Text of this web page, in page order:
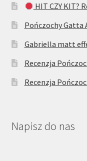
HIT CZY KIT?
Pończochy Gatta
Gabriella matt
Recenzja
Recenzja
Napisz do nas